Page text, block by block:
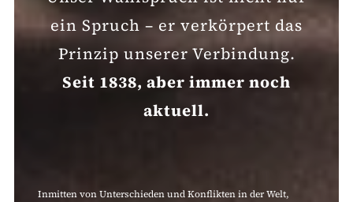
ein Spruch – er verkörpert das
Prinzip unserer Verbindung.
Seit 1838, aber immer noch
aktuell.
Inmitten von Unterschieden und Konflikten in der Welt,